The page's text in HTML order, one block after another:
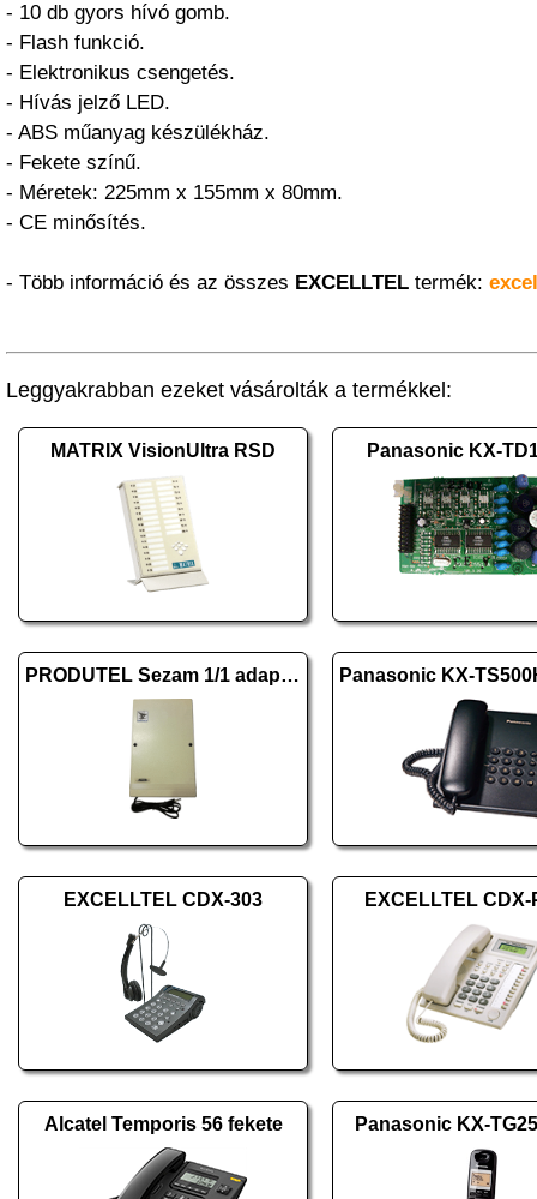
- 10 db gyors hívó gomb.
- Flash funkció.
- Elektronikus csengetés.
- Hívás jelző LED.
- ABS műanyag készülékház.
- Fekete színű.
- Méretek: 225mm x 155mm x 80mm.
- CE minősítés.
- Több információ és az összes EXCELLTEL termék:
Leggyakrabban ezeket vásárolták a termékkel:
MATRIX VisionUltra RSD Panasonic KX-
PRODUTEL Sezam 1/1 adapter
EXCELLTEL CDX-303 EXCELLTEL CDX-
Alcatel Temporis 56 fekete Panasonic KX-